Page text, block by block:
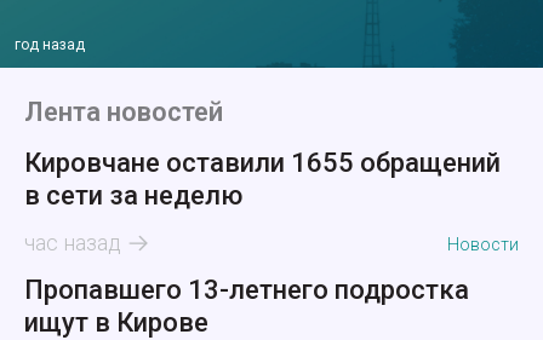
год назад
Лента новостей
Кировчане оставили 1655 обращений
в сети за неделю
час назад Новости
Пропавшего 13-летнего подростка
ищут в Кирове